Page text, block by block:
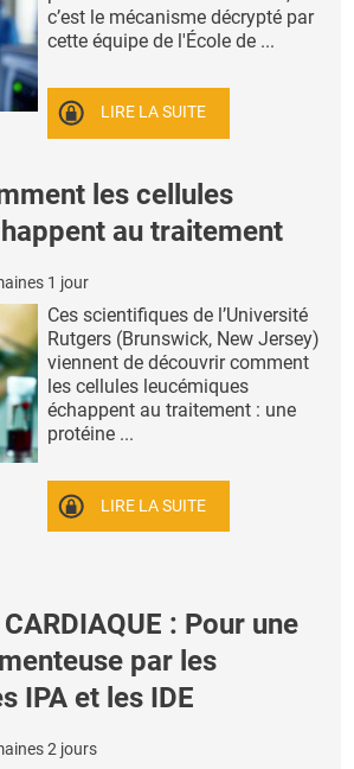
c’est le mécanisme décrypté par
cette équipe de l'École de ...
LIRE LA SUITE
les cellules
au traitement
1 jour
Ces scientifiques de l’Université
Rutgers (Brunswick, New Jersey)
viennent de découvrir comment
les cellules leucémiques
échappent au traitement : une
protéine ...
LIRE LA SUITE
: Pour une
par les
IPA et les IDE
2 jours